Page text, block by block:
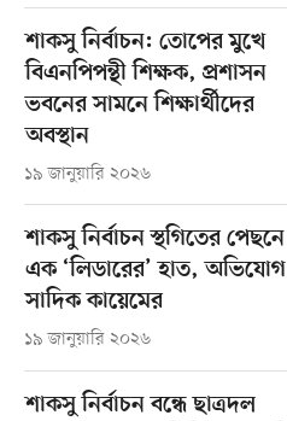
শাকসু নির্বাচন: তোপের মুখে
বিএনপিপন্থী শিক্ষক, প্রশাসন
ভবনের সামনে শিক্ষার্থীদের
অবস্থান
১৯ জানুয়ারি ২০২৬
শাকসু নির্বাচন স্থগিতের পেছনে
এক ‘লিডারের’ হাত, অভিযোগ
সাদিক কায়েমের
১৯ জানুয়ারি ২০২৬
শাকসু নির্বাচন বন্ধে ছাত্রদল